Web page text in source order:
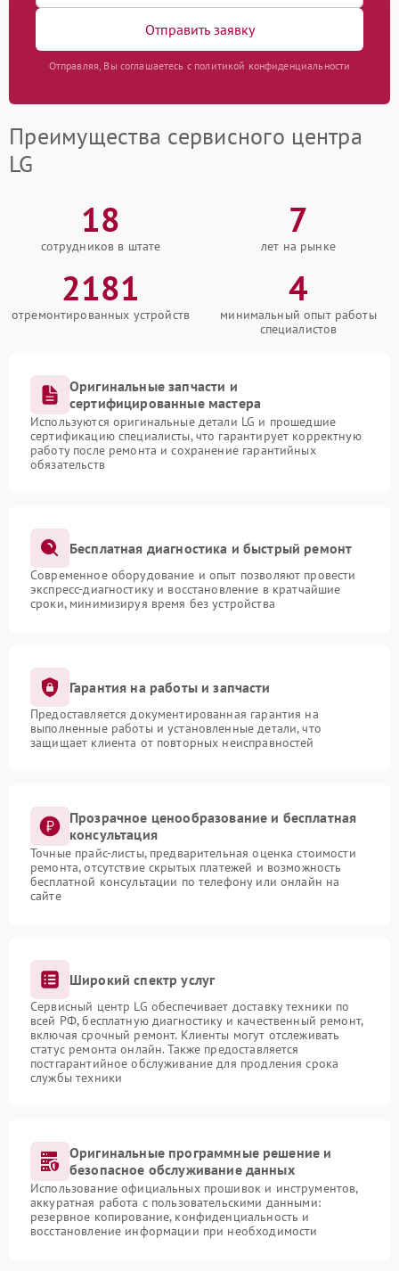
Отправить заявку
Отправляя, Вы соглашаетесь с политикой конфиденциальности
Преимущества сервисного центра
LG
18
сотрудников в штате
7
лет на рынке
2181
отремонтированных устройств
4
минимальный опыт работы
специалистов
Оригинальные запчасти и
сертифицированные мастера
Используются оригинальные детали LG и прошедшие
сертификацию специалисты, что гарантирует корректную
работу после ремонта и сохранение гарантийных
обязательств
Бесплатная диагностика и быстрый ремонт
Современное оборудование и опыт позволяют провести
экспресс-диагностику и восстановление в кратчайшие
сроки, минимизируя время без устройства
Гарантия на работы и запчасти
Предоставляется документированная гарантия на
выполненные работы и установленные детали, что
защищает клиента от повторных неисправностей
Прозрачное ценообразование и бесплатная
консультация
Точные прайс-листы, предварительная оценка стоимости
ремонта, отсутствие скрытых платежей и возможность
бесплатной консультации по телефону или онлайн на
сайте
Широкий спектр услуг
Сервисный центр LG обеспечивает доставку техники по
всей РФ, бесплатную диагностику и качественный ремонт,
включая срочный ремонт. Клиенты могут отслеживать
статус ремонта онлайн. Также предоставляется
постгарантийное обслуживание для продления срока
службы техники
Оригинальные программные решение и
безопасное обслуживание данных
Использование официальных прошивок и инструментов,
аккуратная работа с пользовательскими данными:
резервное копирование, конфиденциальность и
восстановление информации при необходимости